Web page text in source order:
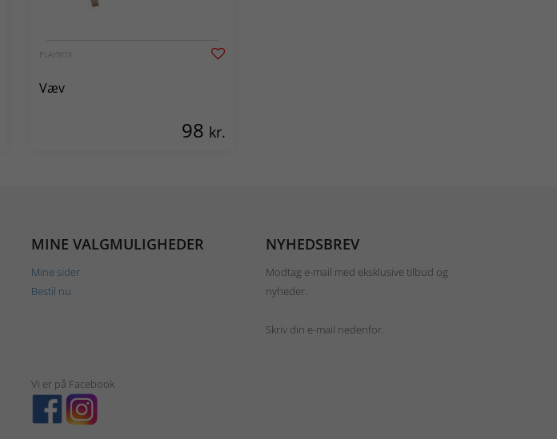
PLAYBOX
Væv
98 kr.
MINE VALGMULIGHEDER
Mine sider
Bestil nu
NYHEDSBREV
Modtag e-mail med eksklusive tilbud og
nyheder.
Skriv din e-mail nedenfor.
Vi er på Facebook